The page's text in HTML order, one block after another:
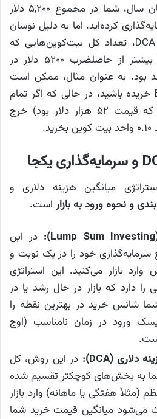
پس از ۵۲ هفته و در پایان سال، شما در مجموع ۵,۲۰۰ دلار
سرمایه‌گذاری کرده‌اید. اما به دلیل نوسان
قیمت و اجرای استراتژی DCA، تعداد کل بیت‌کوین‌هایی که
خریداری کرده‌اید، احتمالاً بیشتر از حاصلضرب ۵۲۰۰ دلار در
بود. به عنوان مثال، ممکن است
شما در مجموع ۰.۱۵ BTC خریده باشید، در حالی که اگر تمام
۵۲۰۰ دلار را یکجا (روزی که قیمت ۵۲ هزار دلار بود) خرج
میانگین هزینه دلاری و
و نحوه ورود به بازار است.
Lump Sum Investing
)
: در این
خود را در یک نوبت و
بازار می‌کنید. این استراتژی
را دارد که بازار در حال رشد یا در
شانس خرید در بهترین نقطه را
ورود در زمان نامناسب (اوج
دلاری (DCA
)
: در این روش، کل
به بخش‌های کوچکتر تقسیم شده
(مثلاً هفتگی یا ماهانه) وارد بازار
می‌شود میانگین قیمت خرید شما